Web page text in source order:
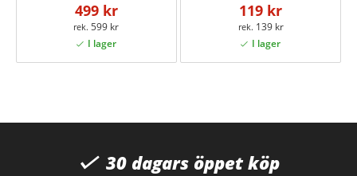
499 kr
599 kr
119 kr
139 kr
30 dagars öppet köp